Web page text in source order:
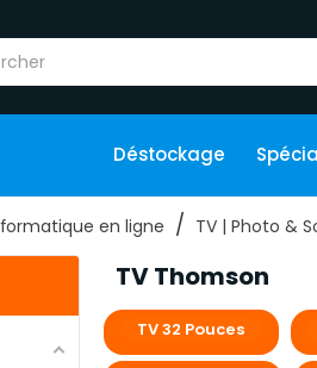
Déstockage
en ligne TV | Photo &
TV Thomson
TV 32 Pouces